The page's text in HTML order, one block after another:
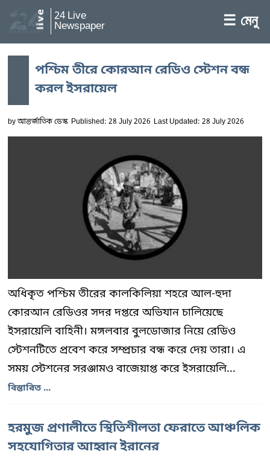
24 Live
Newspaper ☰ মেনু
পশ্চিম তীরে কোরআন রেডিও স্টেশন বন্ধ
করল ইসরায়েল
byআন্তর্জাতিক ডেস্ক Published: 28 July 2026 Last Updated: 28 July 2026
অধিকৃত পশ্চিম তীরের কালকিলিয়া শহরে আল-হুদা
কোরআন রেডিওর সদর দপ্তরে অভিযান চালিয়েছে
ইসরায়েলি বাহিনী। মঙ্গলবার বুলডোজার নিয়ে রেডিও
স্টেশনটিতে প্রবেশ করে সম্প্রচার বন্ধ করে দেয় তারা। এ
সময় স্টেশনের সরঞ্জামও বাজেয়াপ্ত করে ইসরায়েলি...
বিস্তারিত ...
হরমুজ প্রণালীতে স্থিতিশীলতা ফেরাতে আঞ্চলিক
সহযোগিতার আহ্বান ইরানের